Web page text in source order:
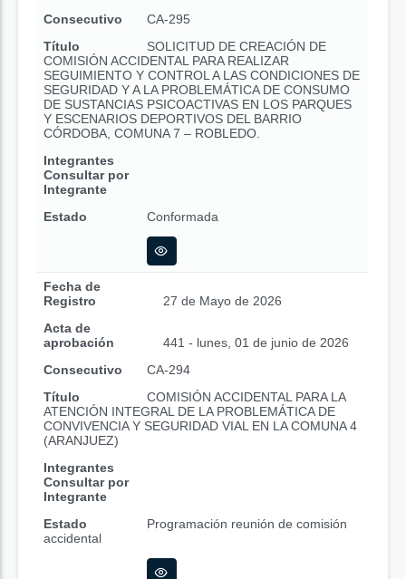
Consecutivo
CA-295
Título
SOLICITUD DE CREACIÓN DE
COMISIÓN ACCIDENTAL PARA REALIZAR
SEGUIMIENTO Y CONTROL A LAS CONDICIONES DE
SEGURIDAD Y A LA PROBLEMÁTICA DE CONSUMO
DE SUSTANCIAS PSICOACTIVAS EN LOS PARQUES
Y ESCENARIOS DEPORTIVOS DEL BARRIO
CÓRDOBA, COMUNA 7 – ROBLEDO.
Integrantes
Consultar por
Integrante
Estado
Conformada
Fecha de
Registro
27 de Mayo de 2026
Acta de
aprobación
441 - lunes, 01 de junio de 2026
Consecutivo
CA-294
Título
COMISIÓN ACCIDENTAL PARA LA
ATENCIÓN INTEGRAL DE LA PROBLEMÁTICA DE
CONVIVENCIA Y SEGURIDAD VIAL EN LA COMUNA 4
(ARANJUEZ)
Integrantes
Consultar por
Integrante
Estado
Programación reunión de comisión
accidental